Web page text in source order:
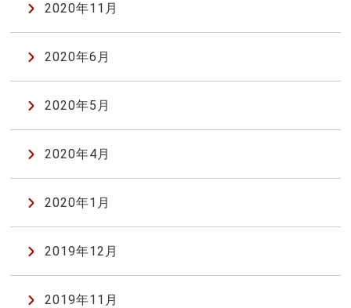
2020年11月
2020年6月
2020年5月
2020年4月
2020年1月
2019年12月
2019年11月